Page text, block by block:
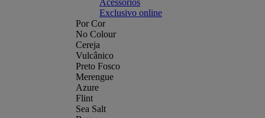
Acessórios
Exclusivo online
Por Cor
No Colour
Cereja
Vulcânico
Preto Fosco
Merengue
Azure
Flint
Sea Salt